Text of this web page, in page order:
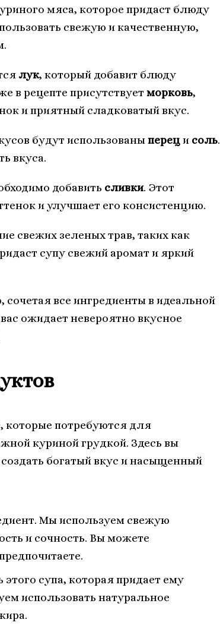
мяса, которое придаст блюду
свежую и качественную,
лук, который добавит блюду
в рецепте присутствует морковь,
и приятный сладковатый вкус.
будут использованыпереци соль.
вкуса.
добавить сливки. Этот
и улучшает его консистенцию.
свежих зеленых трав, таких как
супу свежий аромат и яркий
все ингредиенты в идеальной
ожидает невероятно вкусное
которые потребуются для
куриной грудкой. Здесь вы
богатый вкус и насыщенный
Мы используем свежую
и сочность. Вы можете
супа, которая придает ему
использовать натуральное